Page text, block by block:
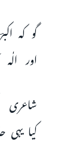
گو کہ
اور
شاعری
کیا